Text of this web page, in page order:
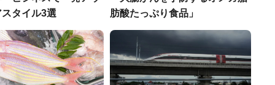
タイル3選
肪酸たっぷり食品」